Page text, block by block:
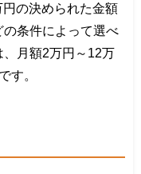
の決められた金額
の条件によって選べ
、月額2万円～12万
す。